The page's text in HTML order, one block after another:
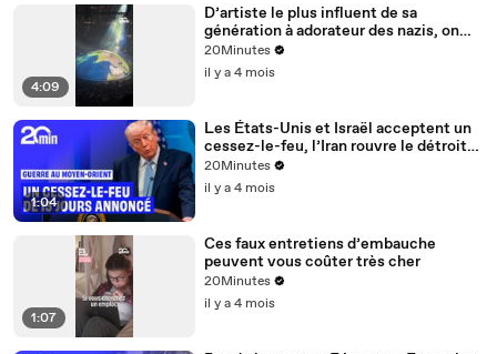
4:09
D’artiste le plus influent de sa
génération à adorateur des nazis, on
vous présente Kanye West
20Minutes
il y a 4 mois
1:04
Les États-Unis et Israël acceptent un
cessez-le-feu, l’Iran rouvre le détroit
d’Ormuz
20Minutes
il y a 4 mois
1:07
Ces faux entretiens d’embauche
peuvent vous coûter très cher
20Minutes
il y a 4 mois